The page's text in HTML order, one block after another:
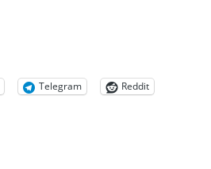
Telegram
Reddit